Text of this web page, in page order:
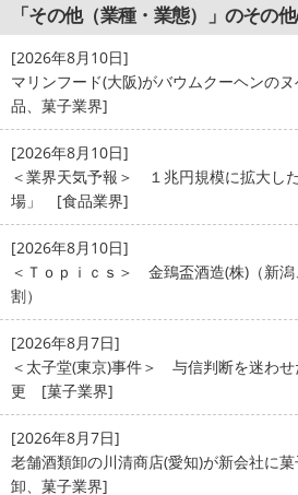
「その他（業種・業態）」のその
[2026年8月10日]
マリンフード(大阪)がバウムクーヘンの
品、菓子業界]
[2026年8月10日]
＜業界天気予報＞ １兆円規模に拡大し
場」 [食品業界]
[2026年8月10日]
＜Ｔｏｐｉｃｓ＞ 金鵄盃酒造(株)（新
割）
[2026年8月7日]
＜太子堂(東京)事件＞ 与信判断を迷わ
更 [菓子業界]
[2026年8月7日]
老舗酒類卸の川清商店(愛知)が新会社に
卸、菓子業界]